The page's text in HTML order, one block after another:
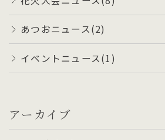
あつおニュース(2)
イベントニュース(1)
アーカイブ